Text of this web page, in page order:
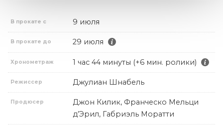
В прокате с 9 июля
В прокате до 29 июля
Хронометраж 1 час 44 минуты (+6 мин. ролики)
Режиссер Джулиан Шнабель
Продюсер
Джон Килик, Франческо Мельци
д’Эрил, Габриэль Моратти